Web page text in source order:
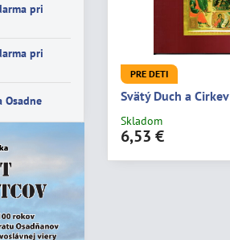
PRE DETI
Svätý Duch a Cirkev
Skladom
6,53 €
pri
pri
Osadne